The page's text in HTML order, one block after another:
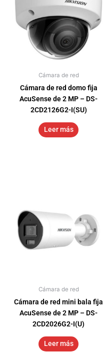
Cámara de red
Cámara de red domo fija
AcuSense de 2 MP – DS-
2CD2126G2-I(SU)
Leer más
Cámara de red
Cámara de red mini bala fija
AcuSense de 2 MP – DS-
2CD2026G2-I(U)
Leer más